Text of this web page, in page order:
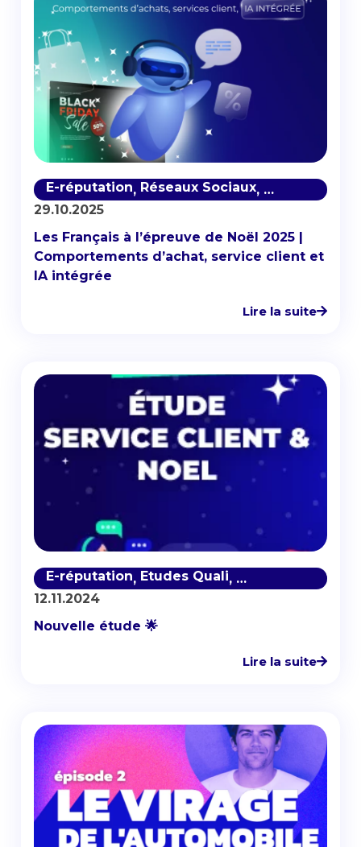
E-réputation, Réseaux Sociaux,
Satisfaction
29.10.2025
Les Français à l’épreuve de Noël 2025 |
Comportements d’achat, service client et
IA intégrée
Lire la suite
E-réputation, Etudes Quali, Réseaux Sociaux
12.11.2024
Nouvelle étude 🌟
Lire la suite